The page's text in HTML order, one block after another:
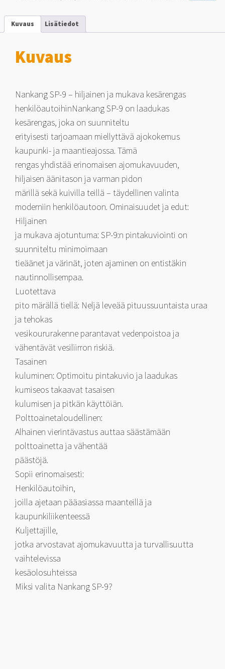
Kuvaus Lisätiedot
Kuvaus
Nankang SP-9 – hiljainen ja mukava kesärengas
henkilöautoihinNankang SP-9 on laadukas
kesärengas, joka on suunniteltu
erityisesti tarjoamaan miellyttävä ajokokemus
kaupunki- ja maantieajossa. Tämä
rengas yhdistää erinomaisen ajomukavuuden,
hiljaisen äänitason ja varman pidon
märillä sekä kuivilla teillä – täydellinen valinta
moderniin henkilöautoon. Ominaisuudet ja edut:
Hiljainen
ja mukava ajotuntuma: SP-9:n pintakuviointi on
suunniteltu minimoimaan
tieäänet ja värinät, joten ajaminen on entistäkin
nautinnollisempaa.
Luotettava
pito märällä tiellä: Neljä leveää pituussuuntaista uraa
ja tehokas
vesikoururakenne parantavat vedenpoistoa ja
vähentävät vesiliirron riskiä.
Tasainen
kuluminen: Optimoitu pintakuvio ja laadukas
kumiseos takaavat tasaisen
kulumisen ja pitkän käyttöiän.
Polttoainetaloudellinen:
Alhainen vierintävastus auttaa säästämään
polttoainetta ja vähentää
päästöjä.
Sopii erinomaisesti:
Henkilöautoihin,
joilla ajetaan pääasiassa maanteillä ja
kaupunkiliikenteessä
Kuljettajille,
jotka arvostavat ajomukavuutta ja turvallisuutta
vaihtelevissa
kesäolosuhteissa
Miksi valita Nankang SP-9?